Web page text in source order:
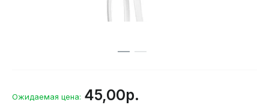
Ожидаемая цена: 45,00р.